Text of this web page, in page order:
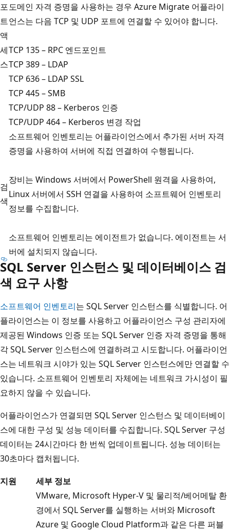
포
트
액
세
스
도메인 자격 증명을 사용하는 경우 Azure Migrate 어플라이
언스는 다음 TCP 및 UDP 포트에 연결할 수 있어야 합니다.
TCP 135 – RPC 엔드포인트
TCP 389 – LDAP
TCP 636 – LDAP SSL
TCP 445 – SMB
TCP/UDP 88 – Kerberos 인증
TCP/UDP 464 – Kerberos 변경 작업
검
색
소프트웨어 인벤토리는 어플라이언스에서 추가된 서버 자격
증명을 사용하여 서버에 직접 연결하여 수행됩니다.
장비는 Windows 서버에서 PowerShell 원격을 사용하여,
Linux 서버에서 SSH 연결을 사용하여 소프트웨어 인벤토리
정보를 수집합니다.
소프트웨어 인벤토리는 에이전트가 없습니다. 에이전트는 서
버에 설치되지 않습니다.
SQL Server 인스턴스 및 데이터베이스 검
색 요구 사항
소프트웨어 인벤토리는 SQL Server 인스턴스를 식별합니다. 어
플라이언스는 이 정보를 사용하고 어플라이언스 구성 관리자에
제공된 Windows 인증 또는 SQL Server 인증 자격 증명을 통해
각 SQL Server 인스턴스에 연결하려고 시도합니다. 어플라이언
스는 네트워크 시야가 있는 SQL Server 인스턴스에만 연결할 수
있습니다. 소프트웨어 인벤토리 자체에는 네트워크 가시성이 필
요하지 않을 수 있습니다.
어플라이언스가 연결되면 SQL Server 인스턴스 및 데이터베이
스에 대한 구성 및 성능 데이터를 수집합니다. SQL Server 구성
데이터는 24시간마다 한 번씩 업데이트됩니다. 성능 데이터는
30초마다 캡처됩니다.
지원
세부 정보
VMware, Microsoft Hyper-V 및 물리적/베어메탈 환
경에서 SQL Server를 실행하는 서버와 Microsoft
Azure 및 Google Cloud Platform과 같은 다른 퍼블